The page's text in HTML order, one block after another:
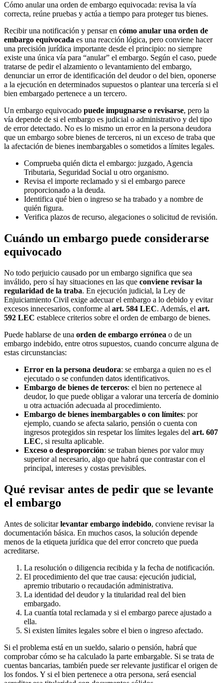
Cómo anular una orden de embargo equivocada: revisa la vía
correcta, reúne pruebas y actúa a tiempo para proteger tus bienes.
Recibir una notificación y pensar en cómo anular una orden de
embargo equivocada es una reacción lógica, pero conviene hacer
una precisión jurídica importante desde el principio: no siempre
existe una única vía para “anular” el embargo. Según el caso, puede
tratarse de pedir el alzamiento o levantamiento del embargo,
denunciar un error de identificación del deudor o del bien, oponerse
a la ejecución en determinados supuestos o plantear una tercería si el
bien embargado pertenece a un tercero.
Un embargo equivocado puede impugnarse o revisarse, pero la
vía depende de si el embargo es judicial o administrativo y del tipo
de error detectado. No es lo mismo un error en la persona deudora
que un embargo sobre bienes de terceros, ni un exceso de traba que
la afectación de bienes inembargables o sometidos a límites legales.
Comprueba quién dicta el embargo: juzgado, Agencia
Tributaria, Seguridad Social u otro organismo.
Revisa el importe reclamado y si el embargo parece
proporcionado a la deuda.
Identifica qué bien o ingreso se ha trabado y a nombre de
quién figura.
Verifica plazos de recurso, alegaciones o solicitud de revisión.
Cuándo un embargo puede considerarse
equivocado
No todo perjuicio causado por un embargo significa que sea
inválido, pero sí hay situaciones en las que conviene revisar la
regularidad de la traba. En ejecución judicial, la Ley de
Enjuiciamiento Civil exige adecuar el embargo a lo debido y evitar
excesos innecesarios, conforme al art. 584 LEC. Además, el art.
592 LEC establece criterios sobre el orden de embargo de bienes.
Puede hablarse de una orden de embargo errónea o de un
embargo indebido, entre otros supuestos, cuando concurre alguna de
estas circunstancias:
Error en la persona deudora: se embarga a quien no es el
ejecutado o se confunden datos identificativos.
Embargo de bienes de terceros: el bien no pertenece al
deudor, lo que puede obligar a valorar una tercería de dominio
u otra actuación adecuada al procedimiento.
Embargo de bienes inembargables o con límites: por
ejemplo, cuando se afecta salario, pensión o cuenta con
ingresos protegidos sin respetar los límites legales del art. 607
LEC, si resulta aplicable.
Exceso o desproporción: se traban bienes por valor muy
superior al necesario, algo que habrá que contrastar con el
principal, intereses y costas previsibles.
Qué revisar antes de pedir que se levante
el embargo
Antes de solicitarlevantar embargo indebido, conviene revisar la
documentación básica. En muchos casos, la solución depende
menos de la etiqueta jurídica que del error concreto que pueda
acreditarse.
La resolución o diligencia recibida y la fecha de notificación.
El procedimiento del que trae causa: ejecución judicial,
apremio tributario o recaudación administrativa.
La identidad del deudor y la titularidad real del bien
embargado.
La cuantía total reclamada y si el embargo parece ajustado a
ella.
Si existen límites legales sobre el bien o ingreso afectado.
Si el problema está en un sueldo, salario o pensión, habrá que
comprobar cómo se ha calculado la parte embargable. Si se trata de
cuentas bancarias, también puede ser relevante justificar el origen de
los fondos. Y si el bien pertenece a otra persona, será esencial